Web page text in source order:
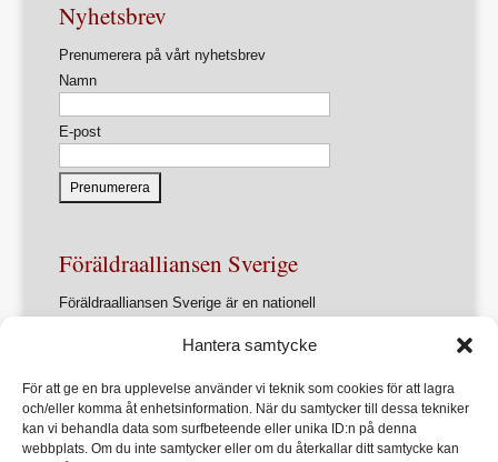
Hantera samtycke
För att ge en bra upplevelse använder vi teknik som cookies för att lagra
och/eller komma åt enhetsinformation. När du samtycker till dessa tekniker
kan vi behandla data som surfbeteende eller unika ID:n på denna
webbplats. Om du inte samtycker eller om du återkallar ditt samtycke kan
Nyhetsbrev
Prenumerera på vårt nyhetsbrev
Namn
E-post
Föräldraalliansen Sverige
Föräldraalliansen Sverige är en nationell
föräldrasammanslutningar.
Förbundets övergripande ändamål är att ur ett
föräldraperspektiv verka för en utveckling av samhället
som främjar varje barns allsidiga utveckling, lärande och
hälsa